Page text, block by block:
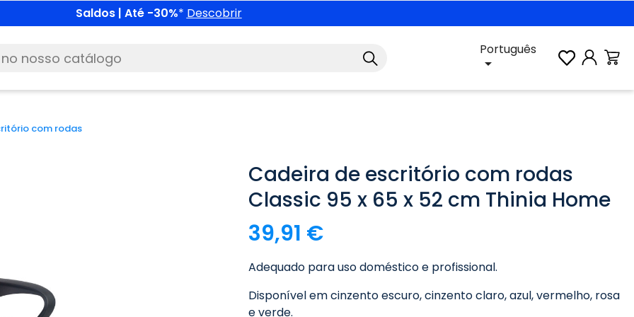
Saldos | Até -30%* Descobrir
Português

com rodas
Cadeira de escritório com rodas
Classic 95 x 65 x 52 cm Thinia Home
39,91 €
Adequado para uso doméstico e profissional.
Disponível em cinzento escuro, cinzento claro, azul, vermelho, rosa
e verde.